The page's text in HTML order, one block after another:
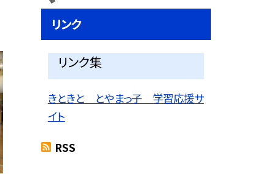
リンク
リンク集
きときと とやまっ子 学習応援サ
イト
RSS